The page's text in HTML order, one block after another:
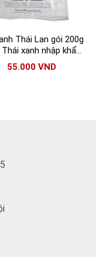
Thái Lan gói 200g
xanh nhập khẩu
giá tốt
55.000 VND